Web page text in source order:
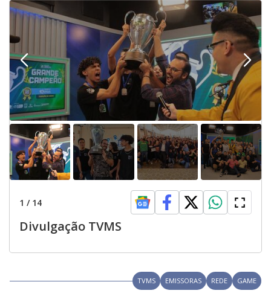
Opens in new window
1 / 14
Divulgação TVMS
TVMS EMISSORAS REDE GAME